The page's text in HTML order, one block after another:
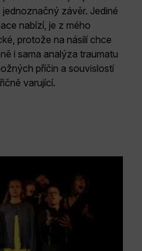
závěr. Jediné
nabízí, je z mého
protože na násilí chce
i sama analýza traumatu
příčin a souvislostí
varující.